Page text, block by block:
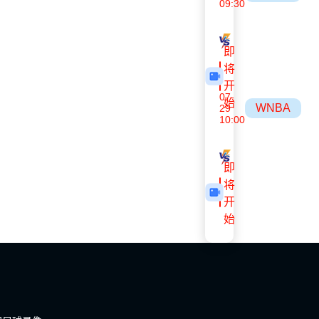
09:30
风暴
即
将
开
始
07-
29
10:00
WNBA
王牌
即
将
开
始